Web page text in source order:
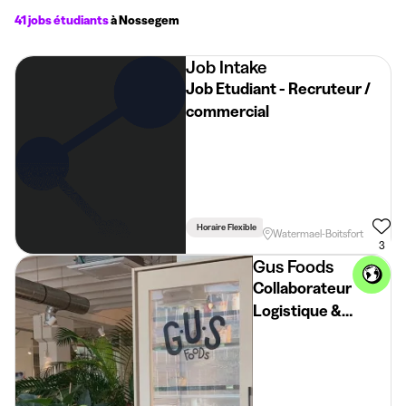
41 jobs étudiantsà Nossegem
Job Intake
Job Etudiant - Recruteur /
commercial
Horaire Flexible Lié Aux Études
Watermael-Boitsfort
3
Gus Foods
Collaborateur
Logistique &